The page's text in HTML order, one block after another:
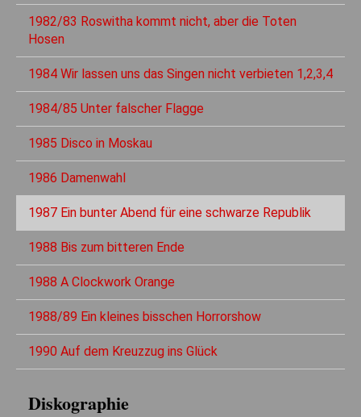
1982/83 Roswitha kommt nicht, aber die Toten
Hosen
1984 Wir lassen uns das Singen nicht verbieten 1,2,3,4
1984/85 Unter falscher Flagge
1985 Disco in Moskau
1986 Damenwahl
1987 Ein bunter Abend für eine schwarze Republik
1988 Bis zum bitteren Ende
1988 A Clockwork Orange
1988/89 Ein kleines bisschen Horrorshow
1990 Auf dem Kreuzzug ins Glück
Diskographie